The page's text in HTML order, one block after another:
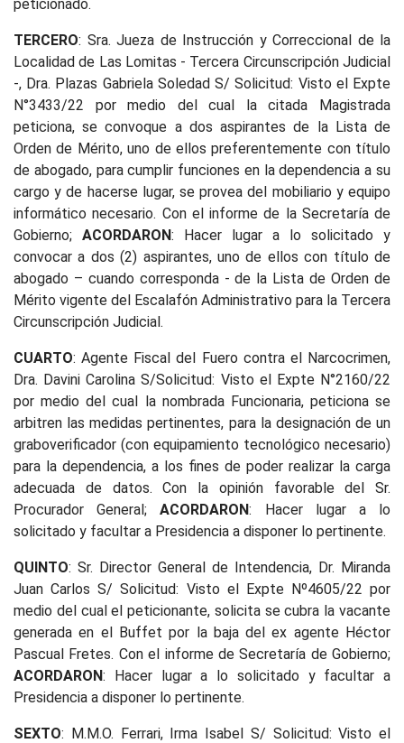
peticionado.
TERCERO: Sra. Jueza de Instrucción y Correccional de la
Localidad de Las Lomitas - Tercera Circunscripción Judicial
-, Dra. Plazas Gabriela Soledad S/ Solicitud: Visto el Expte
N°3433/22 por medio del cual la citada Magistrada
peticiona, se convoque a dos aspirantes de la Lista de
Orden de Mérito, uno de ellos preferentemente con título
de abogado, para cumplir funciones en la dependencia a su
cargo y de hacerse lugar, se provea del mobiliario y equipo
informático necesario. Con el informe de la Secretaría de
Gobierno; ACORDARON: Hacer lugar a lo solicitado y
convocar a dos (2) aspirantes, uno de ellos con título de
abogado – cuando corresponda - de la Lista de Orden de
Mérito vigente del Escalafón Administrativo para la Tercera
Circunscripción Judicial.
CUARTO: Agente Fiscal del Fuero contra el Narcocrimen,
Dra. Davini Carolina S/Solicitud: Visto el Expte N°2160/22
por medio del cual la nombrada Funcionaria, peticiona se
arbitren las medidas pertinentes, para la designación de un
graboverificador (con equipamiento tecnológico necesario)
para la dependencia, a los fines de poder realizar la carga
adecuada de datos. Con la opinión favorable del Sr.
Procurador General;ACORDARON: Hacer lugar a lo
solicitado y facultar a Presidencia a disponer lo pertinente.
QUINTO: Sr. Director General de Intendencia, Dr. Miranda
Juan Carlos S/ Solicitud: Visto el Expte Nº4605/22 por
medio del cual el peticionante, solicita se cubra la vacante
generada en el Buffet por la baja del ex agente Héctor
Pascual Fretes. Con el informe de Secretaría de Gobierno;
ACORDARON: Hacer lugar a lo solicitado y facultar a
Presidencia a disponer lo pertinente.
SEXTO: M.M.O. Ferrari, Irma Isabel S/ Solicitud: Visto el